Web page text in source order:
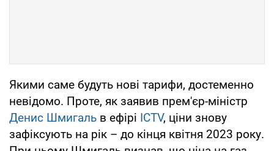
Якими саме будуть нові тарифи, достеменно
невідомо. Проте, як заявив прем'єр-міністр
Денис Шмигаль в ефірі ICTV, ціни знову
зафіксують на рік – до кінця квітня 2023 року.